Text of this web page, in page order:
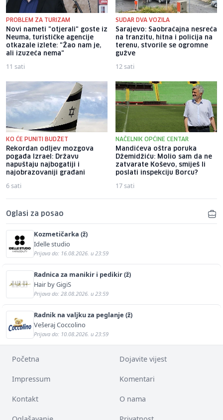
PROBLEM ZA TURIZAM
Novi nameti "otjerali" goste iz
Neuma, turističke agencije
otkazale izlete: "Žao nam je,
ali izuzeća nema"
11 sati
SUDAR DVA VOZILA
Sarajevo: Saobraćajna nesreća
na tranzitu, hitna i policija na
terenu, stvorile se ogromne
gužve
12 sati
KO ĆE PUNITI BUDŽET
Rekordan odljev mozgova
pogađa Izrael: Državu
napuštaju najbogatiji i
najobrazovaniji građani
6 sati
NAČELNIK OPĆINE CENTAR
Mandićeva oštra poruka
Džemidžiću: Molio sam da ne
zatvarate Koševo, smiješ li
poslati inspekciju Borcu?
17 sati
Oglasi za posao
Kozmetičarka (ž)
Idelle studio
Prijava do: 16.08.2026. u 23:59
Radnica za manikir i pedikir (ž)
Hair by GigiS
Prijava do: 28.08.2026. u 23:59
Radnik na valjku za peglanje (ž)
Vešeraj Coccolino
Prijava do: 10.08.2026. u 23:59
Početna Dojavite vijest
Impressum Komentari
Kontakt O nama